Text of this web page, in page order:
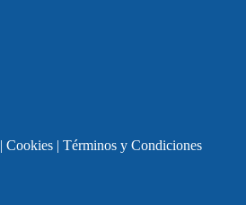
| Cookies| Términos y Condiciones